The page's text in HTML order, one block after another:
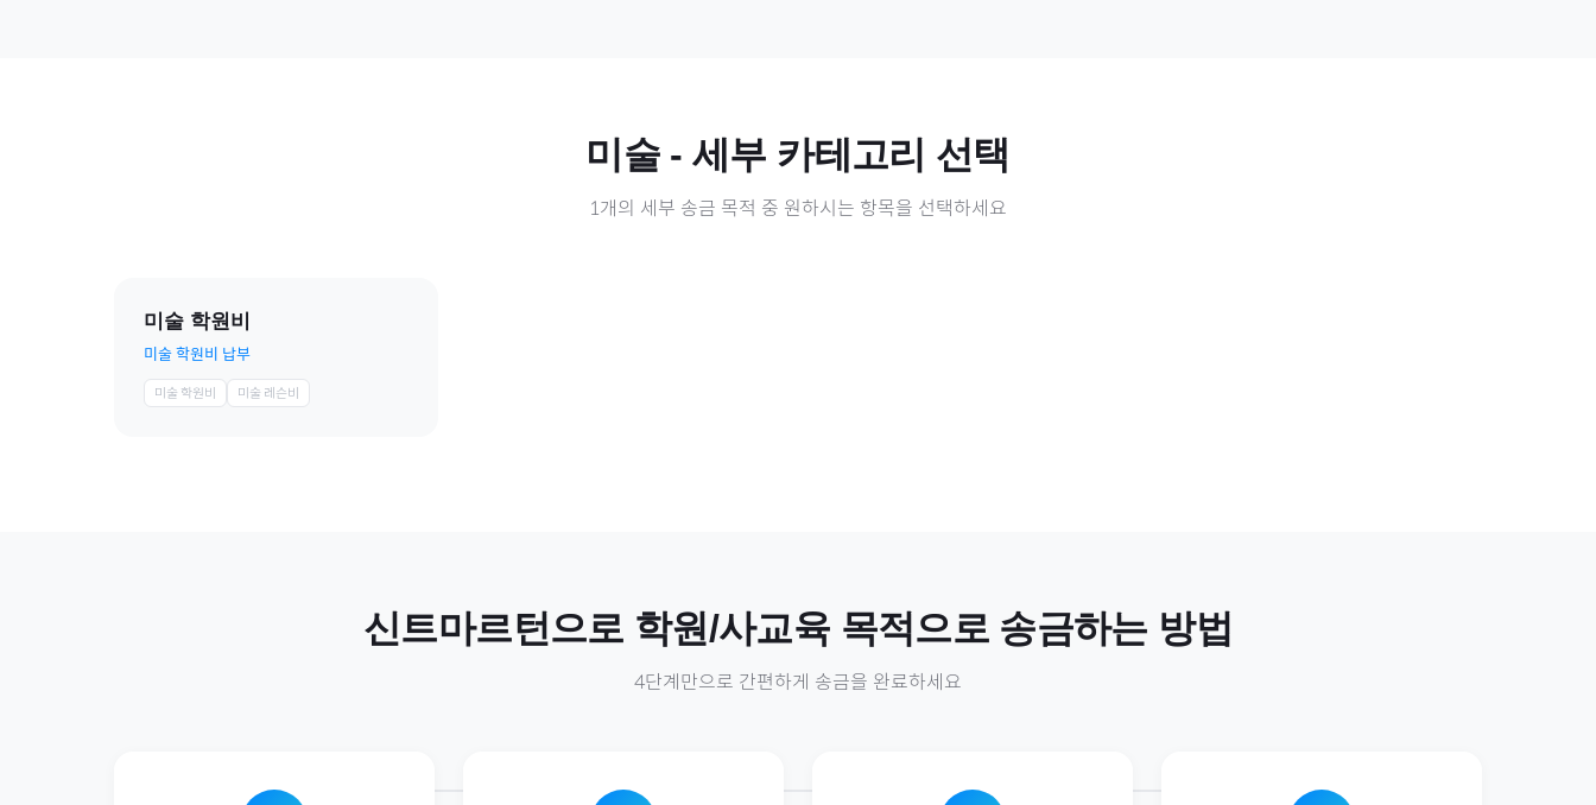
미술 - 세부 카테고리 선택
1개의 세부 송금 목적 중 원하시는 항목을 선택하세요
미술 학원비
미술 학원비 납부
미술 학원비 미술 레슨비
신트마르턴으로 학원/사교육 목적으로 송금하는 방법
4단계만으로 간편하게 송금을 완료하세요